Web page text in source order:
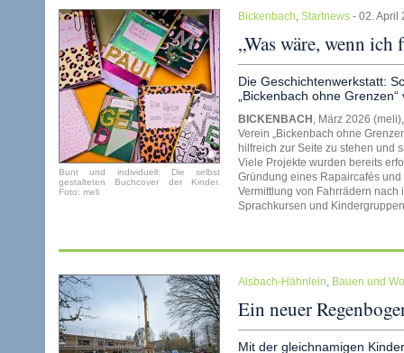
Bunt und individuell: Die selbst
gestalteten Buchcover der Kinder.
Foto: meli
Bickenbach, Startnews - 02. April
„Was wäre, wenn
Die Geschichtenwerkstatt:
„Bickenbach ohne
BICKENBACH , März 2026
Verein „Bickenbach ohne
hilfreich zur Seite zu stehen und
Viele Projekte wurden bereits
Gründung eines Rapaircafés
Vermittlung von Fahrrädern
Sprachkursen und
Alsbach-Hähnlein, Bauen und
Ein neuer
Mit der gleichnamigen